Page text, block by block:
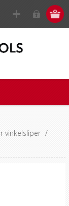
vinkelsliper /